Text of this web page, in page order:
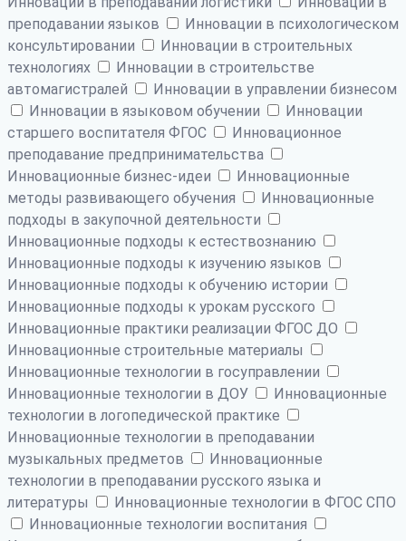
преподавании языков
Инновации в психологическом
консультировании
Инновации в строительных
технологиях
Инновации в строительстве
автомагистралей
Инновации в управлении бизнесом
Инновации в языковом обучении
Инновации
старшего воспитателя ФГОС
Инновационное
преподавание предпринимательства
Инновационные бизнес-идеи
Инновационные
методы развивающего обучения
Инновационные
подходы в закупочной деятельности
Инновационные подходы к естествознанию
Инновационные подходы к изучению языков
Инновационные подходы к обучению истории
Инновационные подходы к урокам русского
Инновационные практики реализации ФГОС ДО
Инновационные строительные материалы
Инновационные технологии в госуправлении
Инновационные технологии в ДОУ
Инновационные
технологии в логопедической практике
Инновационные технологии в преподавании
музыкальных предметов
Инновационные
технологии в преподавании русского языка и
литературы
Инновационные технологии в ФГОС СПО
Инновационные технологии воспитания